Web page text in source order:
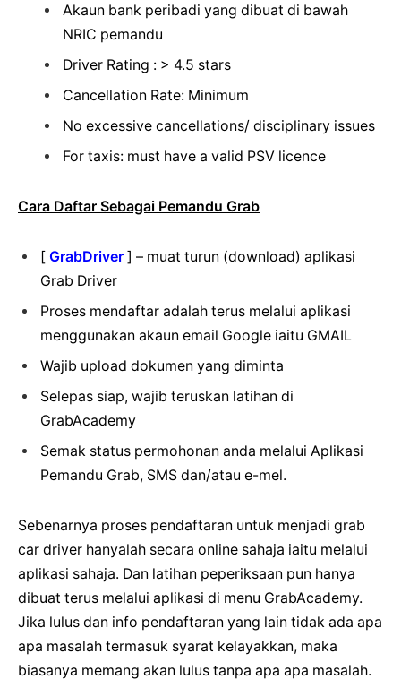
Akaun bank peribadi yang dibuat di bawah
NRIC pemandu
Driver Rating : > 4.5 stars
Cancellation Rate: Minimum
No excessive cancellations/ disciplinary issues
For taxis: must have a valid PSV licence
Cara Daftar Sebagai Pemandu Grab
[ GrabDriver ] – muat turun (download) aplikasi
Grab Driver
Proses mendaftar adalah terus melalui aplikasi
menggunakan akaun email Google iaitu GMAIL
Wajib upload dokumen yang diminta
Selepas siap, wajib teruskan latihan di
GrabAcademy
Semak status permohonan anda melalui Aplikasi
Pemandu Grab, SMS dan/atau e-mel.
Sebenarnya proses pendaftaran untuk menjadi grab
car driver hanyalah secara online sahaja iaitu melalui
aplikasi sahaja. Dan latihan peperiksaan pun hanya
dibuat terus melalui aplikasi di menu GrabAcademy.
Jika lulus dan info pendaftaran yang lain tidak ada apa
apa masalah termasuk syarat kelayakkan, maka
biasanya memang akan lulus tanpa apa apa masalah.